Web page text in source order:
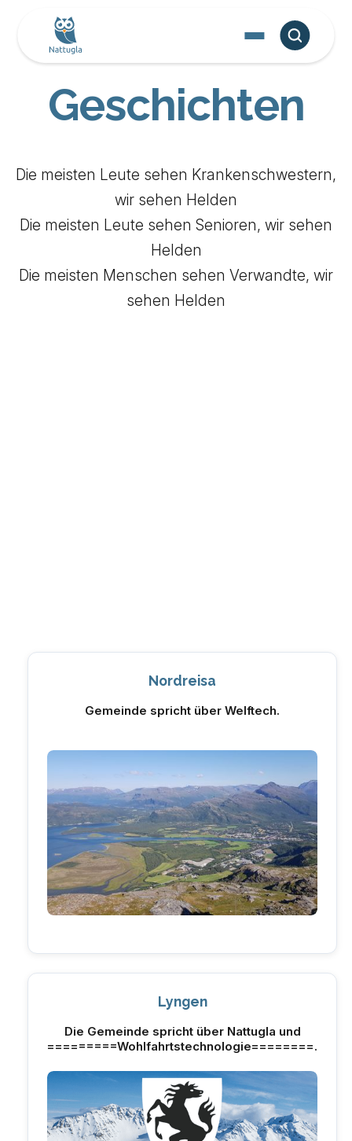
Geschichten
Die meisten Leute sehen Krankenschwestern,
wir sehen Helden
Die meisten Leute sehen Senioren, wir sehen
Helden
Die meisten Menschen sehen Verwandte, wir
sehen Helden
Nordreisa
Gemeinde spricht über Welftech.
Lyngen
Die Gemeinde spricht über Nattugla und
=========Wohlfahrtstechnologie========.